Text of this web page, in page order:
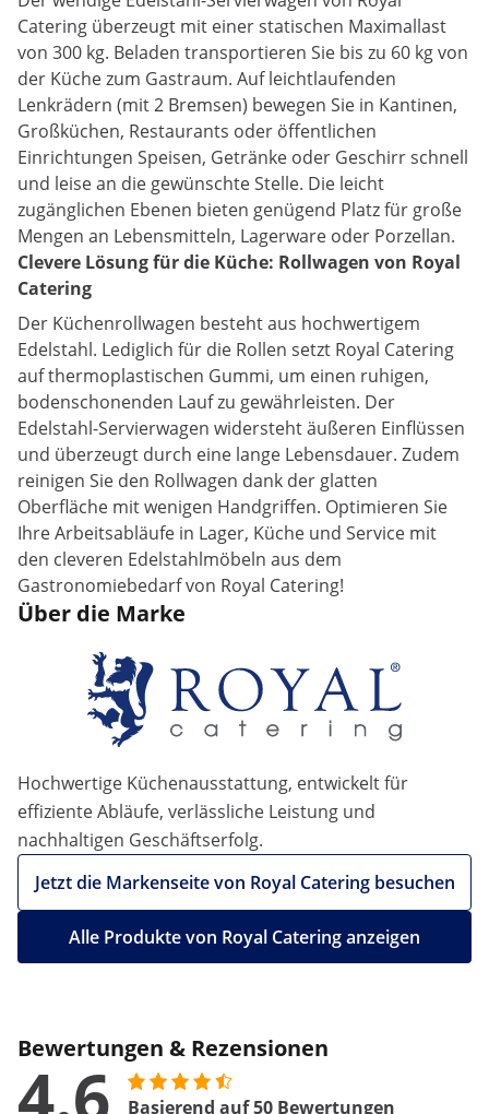
Catering überzeugt mit einer statischen Maximallast
von 300 kg. Beladen transportieren Sie bis zu 60 kg von
der Küche zum Gastraum. Auf leichtlaufenden
Lenkrädern (mit 2 Bremsen) bewegen Sie in Kantinen,
Großküchen, Restaurants oder öffentlichen
Einrichtungen Speisen, Getränke oder Geschirr schnell
und leise an die gewünschte Stelle. Die leicht
zugänglichen Ebenen bieten genügend Platz für große
Mengen an Lebensmitteln, Lagerware oder Porzellan.
Clevere Lösung für die Küche: Rollwagen von Royal
Catering
Der Küchenrollwagen besteht aus hochwertigem
Edelstahl. Lediglich für die Rollen setzt Royal Catering
auf thermoplastischen Gummi, um einen ruhigen,
bodenschonenden Lauf zu gewährleisten. Der
Edelstahl-Servierwagen widersteht äußeren Einflüssen
und überzeugt durch eine lange Lebensdauer. Zudem
reinigen Sie den Rollwagen dank der glatten
Oberfläche mit wenigen Handgriffen. Optimieren Sie
Ihre Arbeitsabläufe in Lager, Küche und Service mit
den cleveren Edelstahlmöbeln aus dem
Gastronomiebedarf von Royal Catering!
Über die Marke
Hochwertige Küchenausstattung, entwickelt für
effiziente Abläufe, verlässliche Leistung und
nachhaltigen Geschäftserfolg.
Jetzt die Markenseite von Royal Catering besuchen
Alle Produkte von Royal Catering anzeigen
Bewertungen & Rezensionen
Basierend auf 50 Bewertungen